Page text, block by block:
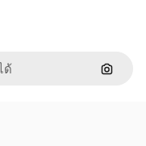
ค้นหา